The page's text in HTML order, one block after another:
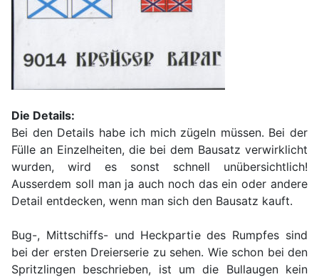
Die Details:
Bei den Details habe ich mich zügeln müssen. Bei der
Fülle an Einzelheiten, die bei dem Bausatz verwirklicht
wurden, wird es sonst schnell unübersichtlich!
Ausserdem soll man ja auch noch das ein oder andere
Detail entdecken, wenn man sich den Bausatz kauft.
Bug-, Mittschiffs- und Heckpartie des Rumpfes sind
bei der ersten Dreierserie zu sehen. Wie schon bei den
Spritzlingen beschrieben, ist um die Bullaugen kein